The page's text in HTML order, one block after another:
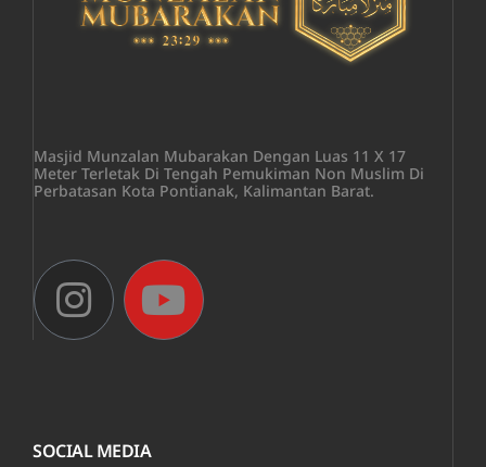
Masjid Munzalan Mubarakan Dengan Luas 11 X 17
Meter Terletak Di Tengah Pemukiman Non Muslim Di
Perbatasan Kota Pontianak, Kalimantan Barat.
SOCIAL MEDIA